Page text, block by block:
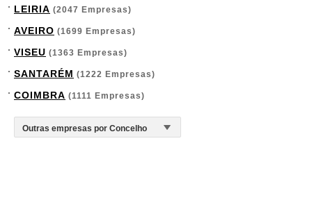
LEIRIA (2047 Empresas)
AVEIRO (1699 Empresas)
VISEU (1363 Empresas)
SANTARÉM (1222 Empresas)
COIMBRA (1111 Empresas)